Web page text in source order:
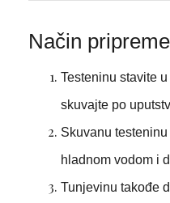
Način
Testeninu stavite
skuvajte po
Skuvanu
hladnom vodom i
Tunjevinu takođe